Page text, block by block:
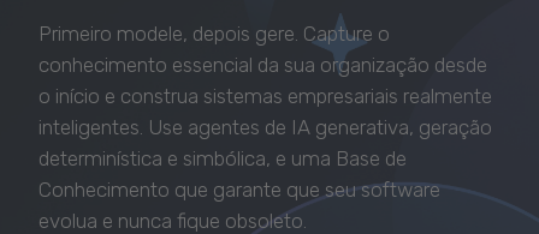
Casos de Uso
Whitepapers
Baixar GeneXus
Primeiro modele, depois gere. Capture o
conhecimento essencial da sua organização desde
o início e construa sistemas empresariais realmente
inteligentes. Use agentes de IA generativa, geração
determinística e simbólica, e uma Base de
Conhecimento que garante que seu software
evolua e nunca fique obsoleto.